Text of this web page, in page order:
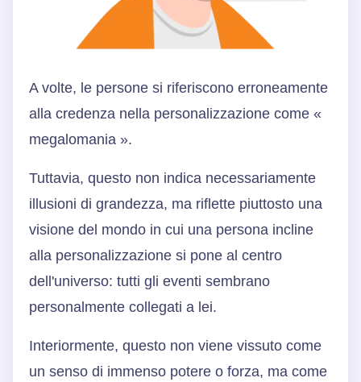
A volte, le persone si riferiscono erroneamente
alla credenza nella personalizzazione come «
megalomania ».
Tuttavia, questo non indica necessariamente
illusioni di grandezza, ma riflette piuttosto una
visione del mondo in cui una persona incline
alla personalizzazione si pone al centro
dell'universo: tutti gli eventi sembrano
personalmente collegati a lei.
Interiormente, questo non viene vissuto come
un senso di immenso potere o forza, ma come